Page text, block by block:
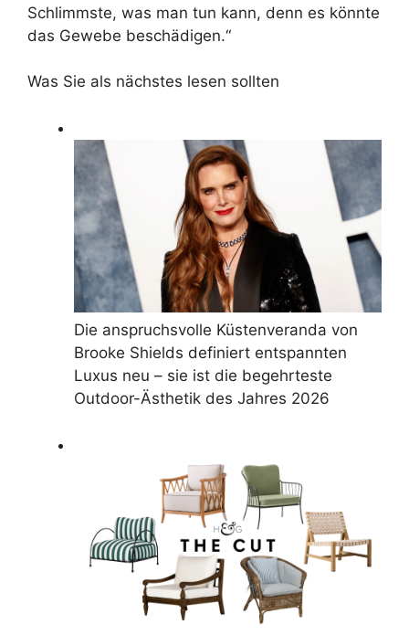
Schlimmste, was man tun kann, denn es könnte
das Gewebe beschädigen.“
Was Sie als nächstes lesen sollten
Die anspruchsvolle Küstenveranda von
Brooke Shields definiert entspannten
Luxus neu – sie ist die begehrteste
Outdoor-Ästhetik des Jahres 2026